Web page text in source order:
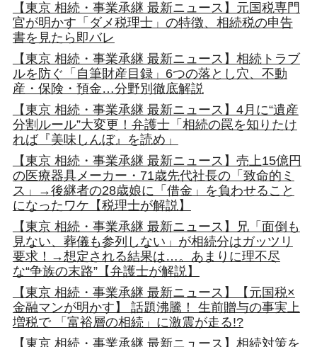
【東京 相続・事業承継 最新ニュース】元国税専門
官が明かす「ダメ税理士」の特徴、相続税の申告
書を見たら即バレ
【東京 相続・事業承継 最新ニュース】相続トラブ
ルを防ぐ「自筆財産目録」6つの落とし穴、不動
産・保険・預金…分野別徹底解説
【東京 相続・事業承継 最新ニュース】4月に“遺産
分割ルール”大変更！弁護士「相続の罠を知りたけ
れば『美味しんぼ』を読め」
【東京 相続・事業承継 最新ニュース】売上15億円
の医療器具メーカー・71歳先代社長の「致命的ミ
ス」→後継者の28歳娘に「借金」を負わせること
になったワケ【税理士が解説】
【東京 相続・事業承継 最新ニュース】兄「面倒も
見ない、葬儀も参列しない」が相続分はガッツリ
要求！→想定される結果は…。あまりに理不尽
な“争族の末路”【弁護士が解説】
【東京 相続・事業承継 最新ニュース】【元国税×
金融マンが明かす】 話題沸騰！ 生前贈与の事実上
増税で 「富裕層の相続」に激震が走る!?
【東京 相続・事業承継 最新ニュース】相続対策を